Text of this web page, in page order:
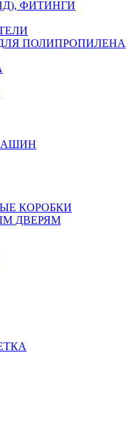
ФИТИНГИ
ПОЛИПРОПИЛЕНА
КОРОБКИ
ДВЕРЯМ